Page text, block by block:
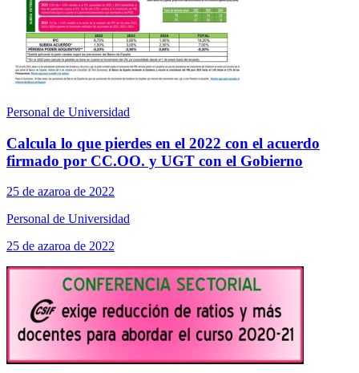
Personal de Universidad
Calcula lo que pierdes en el 2022 con el acuerdo
firmado por CC.OO. y UGT con el Gobierno
25 de azaroa de 2022
Personal de Universidad
25 de azaroa de 2022